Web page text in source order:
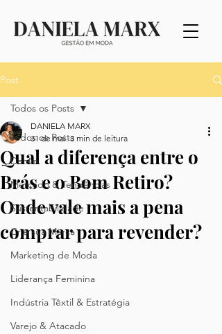
Post
Todos os Posts
Denim
Mercado & Tendências
Sustentabilidade
Crie sua Marca
Marketing de Moda
Liderança Feminina
Indústria Têxtil & Estratégia
Varejo & Atacado
Todos os Posts
Qual a diferença entre o
Brás e o Bom Retiro?
Onde vale mais a pena
comprar para revender?
DANIELA MARX
31 de mai. 3 min de leitura